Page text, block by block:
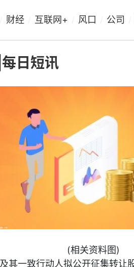
财经 互联网+ 风口 公司
日短讯
(相关资料图)
其一致行动人拟公开征集转让